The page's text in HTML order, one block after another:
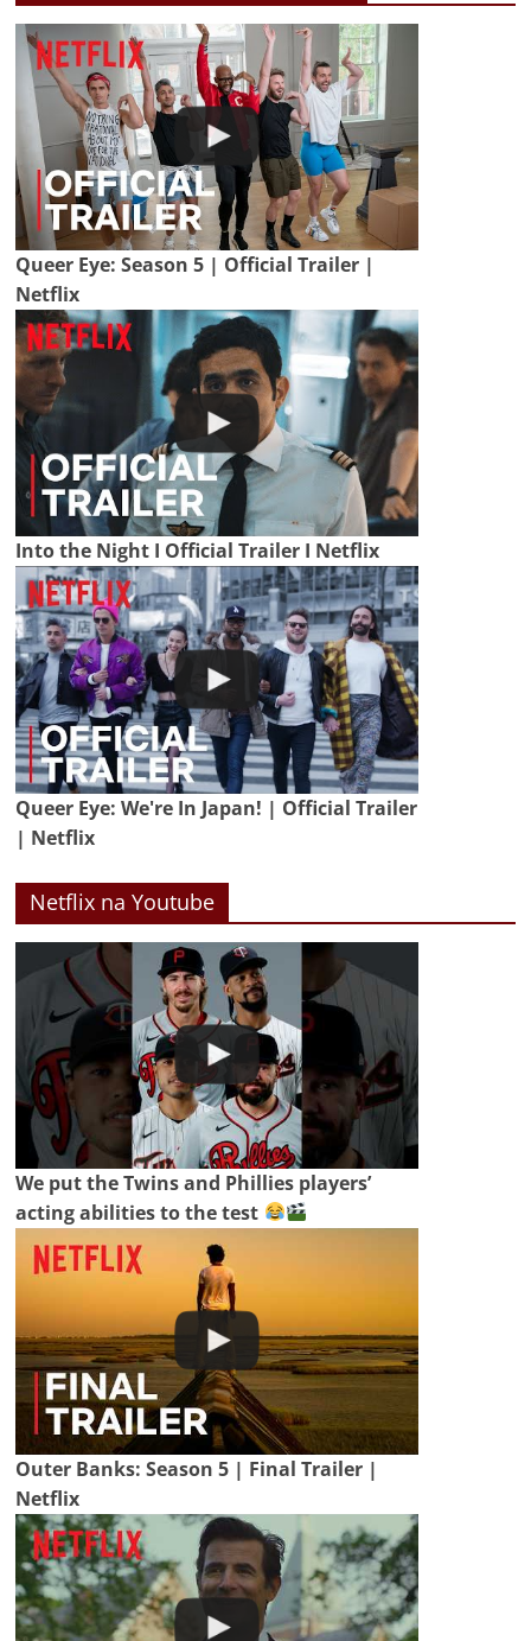
Queer Eye: Season 5 | Official Trailer |
Netflix
Into the Night I Official Trailer I Netflix
Queer Eye: We're In Japan! | Official Trailer
| Netflix
Netflix na Youtube
We put the Twins and Phillies players’
acting abilities to the test
Outer Banks: Season 5 | Final Trailer |
Netflix